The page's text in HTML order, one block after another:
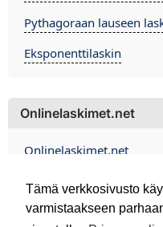
Tämä verkkosivusto
varmistaakseen
Pythagoraan lauseen
Eksponenttilaskin
Onlinelaskimet.net
Onlinelaskimet.net
Contact